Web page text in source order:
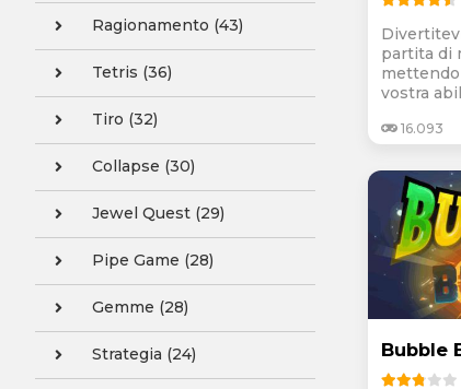
Ragionamento (43)
Tetris (36)
Tiro (32)
Collapse (30)
Jewel Quest (29)
Pipe Game (28)
Gemme (28)
Strategia (24)
partita di
mettendo
vostra
16.093
Bubble